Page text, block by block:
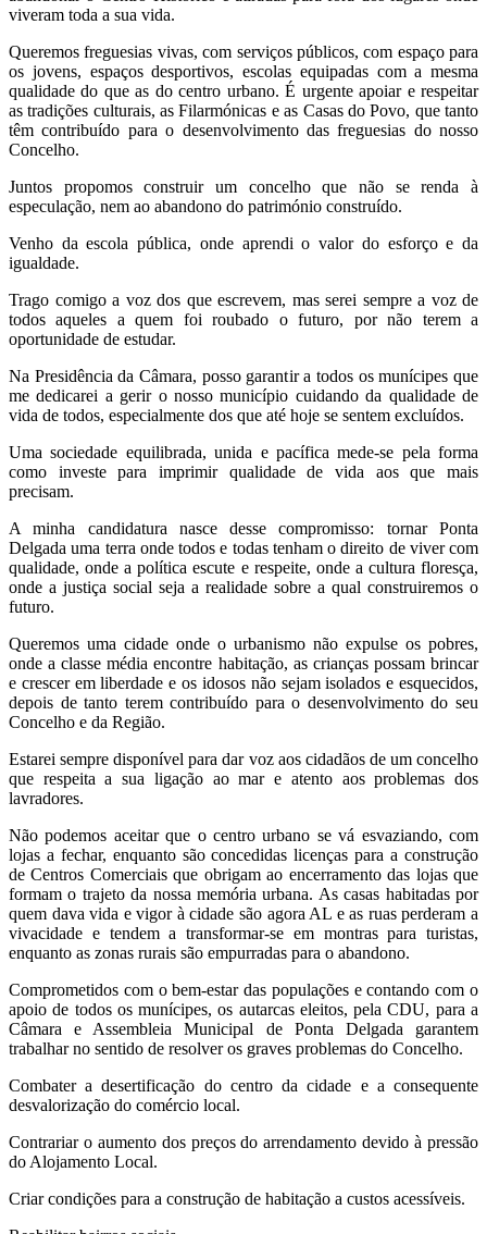
viveram toda a sua vida.
Queremos freguesias vivas, com serviços públicos, com espaço para
os jovens, espaços desportivos, escolas equipadas com a mesma
qualidade do que as do centro urbano. É urgente apoiar e respeitar
as tradições culturais, as Filarmónicas e as Casas do Povo, que tanto
têm contribuído para o desenvolvimento das freguesias do nosso
Concelho.
Juntos propomos construir um concelho que não se renda à
especulação, nem ao abandono do património construído.
Venho da escola pública, onde aprendi o valor do esforço e da
igualdade.
Trago comigo a voz dos que escrevem, mas serei sempre a voz de
todos aqueles a quem foi roubado o futuro, por não terem a
oportunidade de estudar.
Na Presidência da Câmara, posso garantir a todos os munícipes que
me dedicarei a gerir o nosso município cuidando da qualidade de
vida de todos, especialmente dos que até hoje se sentem excluídos.
Uma sociedade equilibrada, unida e pacífica mede-se pela forma
como investe para imprimir qualidade de vida aos que mais
precisam.
A minha candidatura nasce desse compromisso: tornar Ponta
Delgada uma terra onde todos e todas tenham o direito de viver com
qualidade, onde a política escute e respeite, onde a cultura floresça,
onde a justiça social seja a realidade sobre a qual construiremos o
futuro.
Queremos uma cidade onde o urbanismo não expulse os pobres,
onde a classe média encontre habitação, as crianças possam brincar
e crescer em liberdade e os idosos não sejam isolados e esquecidos,
depois de tanto terem contribuído para o desenvolvimento do seu
Concelho e da Região.
Estarei sempre disponível para dar voz aos cidadãos de um concelho
que respeita a sua ligação ao mar e atento aos problemas dos
lavradores.
Não podemos aceitar que o centro urbano se vá esvaziando, com
lojas a fechar, enquanto são concedidas licenças para a construção
de Centros Comerciais que obrigam ao encerramento das lojas que
formam o trajeto da nossa memória urbana. As casas habitadas por
quem dava vida e vigor à cidade são agora AL e as ruas perderam a
vivacidade e tendem a transformar-se em montras para turistas,
enquanto as zonas rurais são empurradas para o abandono.
Comprometidos com o bem-estar das populações e contando com o
apoio de todos os munícipes, os autarcas eleitos, pela CDU, para a
Câmara e Assembleia Municipal de Ponta Delgada garantem
trabalhar no sentido de resolver os graves problemas do Concelho.
Combater a desertificação do centro da cidade e a consequente
desvalorização do comércio local.
Contrariar o aumento dos preços do arrendamento devido à pressão
do Alojamento Local.
Criar condições para a construção de habitação a custos acessíveis.